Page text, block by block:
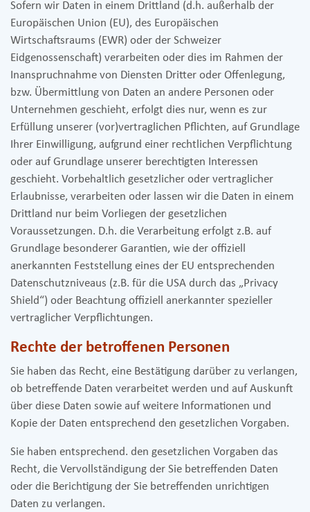
Sofern wir Daten in einem Drittland (d.h. außerhalb der
Europäischen Union (EU), des Europäischen
Wirtschaftsraums (EWR) oder der Schweizer
Eidgenossenschaft) verarbeiten oder dies im Rahmen der
Inanspruchnahme von Diensten Dritter oder Offenlegung,
bzw. Übermittlung von Daten an andere Personen oder
Unternehmen geschieht, erfolgt dies nur, wenn es zur
Erfüllung unserer (vor)vertraglichen Pflichten, auf Grundlage
Ihrer Einwilligung, aufgrund einer rechtlichen Verpflichtung
oder auf Grundlage unserer berechtigten Interessen
geschieht. Vorbehaltlich gesetzlicher oder vertraglicher
Erlaubnisse, verarbeiten oder lassen wir die Daten in einem
Drittland nur beim Vorliegen der gesetzlichen
Voraussetzungen. D.h. die Verarbeitung erfolgt z.B. auf
Grundlage besonderer Garantien, wie der offiziell
anerkannten Feststellung eines der EU entsprechenden
Datenschutzniveaus (z.B. für die USA durch das „Privacy
Shield“) oder Beachtung offiziell anerkannter spezieller
vertraglicher Verpflichtungen.
Rechte der betroffenen Personen
Sie haben das Recht, eine Bestätigung darüber zu verlangen,
ob betreffende Daten verarbeitet werden und auf Auskunft
über diese Daten sowie auf weitere Informationen und
Kopie der Daten entsprechend den gesetzlichen Vorgaben.
Sie haben entsprechend. den gesetzlichen Vorgaben das
Recht, die Vervollständigung der Sie betreffenden Daten
oder die Berichtigung der Sie betreffenden unrichtigen
Daten zu verlangen.